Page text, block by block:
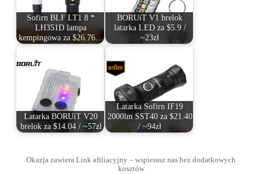
Sofirn BLF LT1 8 *
LH351D lampa
kempingowa za $26.76…
BORUiT V1 brelok
latarka LED za $5.9 /
~23zł
Latarka BORUiT V20
brelok za $14.04 / ~57zł
Latarka Sofirn IF19
2000lm SST40 za $21.40
/ ~94zł
Okazja zawiera Link afiliacyjny – wspierasz nas bez dodatkowych
kosztów